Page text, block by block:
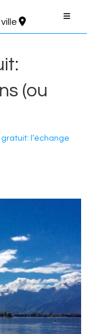
ville
(ou
l’échange